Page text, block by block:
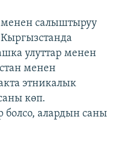
менен салыштыруу
улуттар менен
менен
этникалык
көп.
болсо, алардын саны